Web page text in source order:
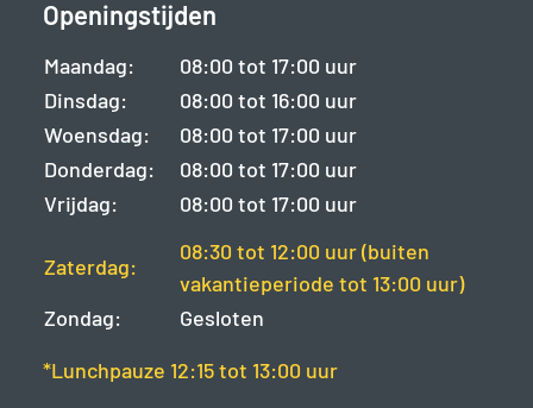
Openingstijden
Maandag:
08:00 tot 17:00 uur
Dinsdag:
08:00 tot 16:00 uur
Woensdag:
08:00 tot 17:00 uur
Donderdag:
08:00 tot 17:00 uur
Vrijdag:
08:00 tot 17:00 uur
Zaterdag:
08:30 tot 12:00 uur (buiten
vakantieperiode tot 13:00 uur)
Zondag:
Gesloten
*Lunchpauze 12:15 tot 13:00 uur